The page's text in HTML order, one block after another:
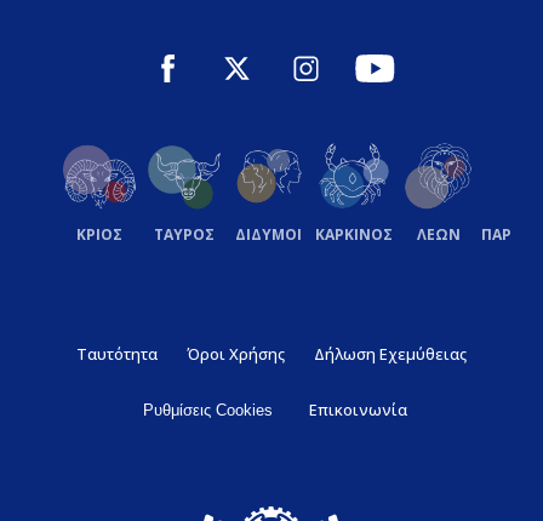
ΚΡΙΟΣ ΤΑΥΡΟΣ ΔΙΔΥΜΟΙ ΚΑΡΚΙΝΟΣ ΛΕΩΝ
Ταυτότητα Όροι Χρήσης Δήλωση Εχεμύθειας
Ρυθμίσεις Cookies Επικοινωνία